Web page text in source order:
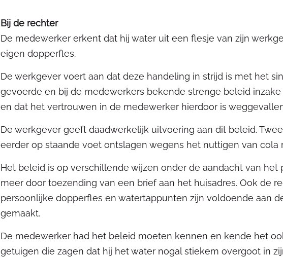
Bij de rechter
De medewerker erkent dat hij water uit een flesje van zijn
eigen dopperfles.
De werkgever voert aan dat deze handeling in strijd is met het
gevoerde en bij de medewerkers bekende strenge beleid
en dat het vertrouwen in de medewerker hierdoor is
De werkgever geeft daadwerkelijk uitvoering aan dit beleid.
eerder op staande voet ontslagen wegens het nuttigen van cola
Het beleid is op verschillende wijzen onder de aandacht van het
meer door toezending van een brief aan het huisadres. Ook de
persoonlijke dopperfles en watertappunten zijn voldoende aan
gemaakt.
De medewerker had het beleid moeten kennen en kende het
getuigen die zagen dat hij het water nogal stiekem overgoot in